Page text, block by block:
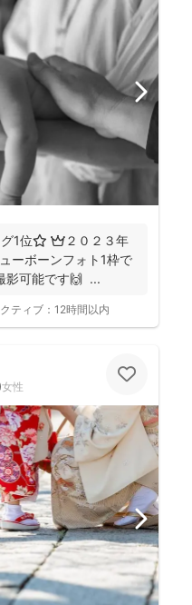
1位⭐️ 👑２０２３年
ーボーンフォト1枠で
影可能です🙌 ...
ティブ： 12時間以内
女性